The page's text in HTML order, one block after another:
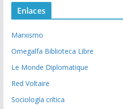
Enlaces
Marxismo
Omegalfa Biblioteca Libre
Le Monde Diplomatique
Red Voltaire
Sociología crítica